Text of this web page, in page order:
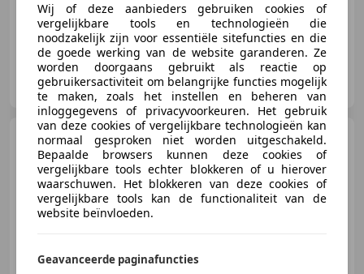
British Car Centre Hartendorp
NL-3741 LN BAARN
Daimler Super V84.0 SWB
1/76
Wij of deze aanbieders gebruiken cookies of
vergelijkbare tools en technologieën die
noodzakelijk zijn voor essentiële sitefuncties en die
de goede werking van de website garanderen. Ze
worden doorgaans gebruikt als reactie op
gebruikersactiviteit om belangrijke functies mogelijk
te maken, zoals het instellen en beheren van
inloggegevens of privacyvoorkeuren. Het gebruik
van deze cookies of vergelijkbare technologieën kan
normaal gesproken niet worden uitgeschakeld.
Bepaalde browsers kunnen deze cookies of
vergelijkbare tools echter blokkeren of u hierover
waarschuwen. Het blokkeren van deze cookies of
vergelijkbare tools kan de functionaliteit van de
website beïnvloeden.
Geavanceerde paginafuncties